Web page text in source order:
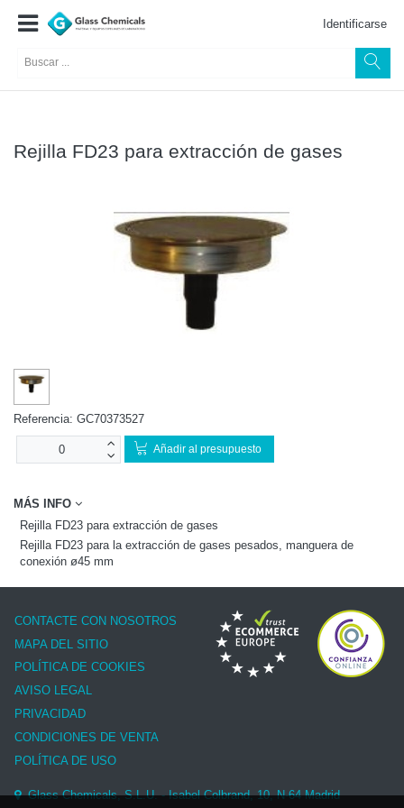
Identificarse
Rejilla FD23 para extracción de gases
Referencia: GC70373527
Añadir al presupuesto
MÁS INFO
Rejilla FD23 para extracción de gases
Rejilla FD23 para la extracción de gases pesados, manguera de
conexión ø45 mm
CONTACTE CON NOSOTROS
MAPA DEL SITIO
POLÍTICA DE COOKIES
AVISO LEGAL
PRIVACIDAD
CONDICIONES DE VENTA
POLÍTICA DE USO
Glass Chemicals, S.L.U. - Isabel Colbrand, 10, N-64 Madrid